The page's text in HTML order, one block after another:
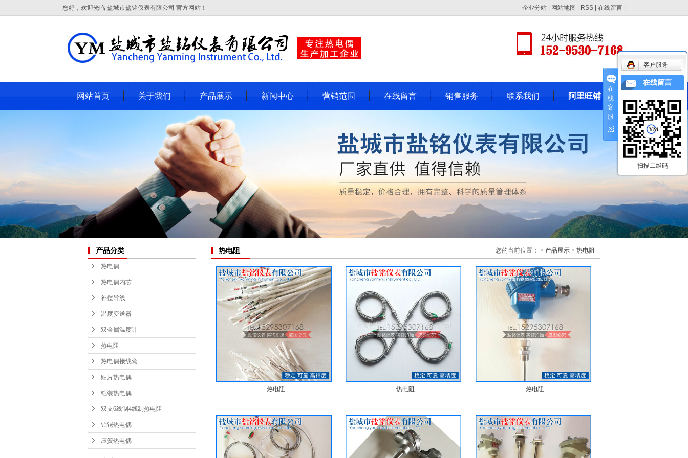
您好，欢迎光临 盐城市盐铭仪表有限公司 官方网站！ 企业分站 网站地图 RSS 在线留言
网站首页 关于我们 产品展示
热电偶
热电偶内芯
补偿导线
温度变送器
双金属温度计
热电阻
热电偶接线盒
贴片热电偶
铠装热电偶
双支6线制4线制热
电阻
铂铑热电偶
新闻中心 营销范围 在线留言 销售服务 联系我们 阿里旺铺
产品分类
热电偶
热电偶内芯
补偿导线
温度变送器
双金属温度计
热电阻
热电偶接线盒
贴片热电偶
铠装热电偶
双支6线制4线制热电阻
铂铑热电偶
压簧热电偶
热电阻 您的当前位置： > 产品展示 > 热电阻
热电阻 热电阻 热电阻
在
线
客
服
客户服务
在线留言
扫描二维码